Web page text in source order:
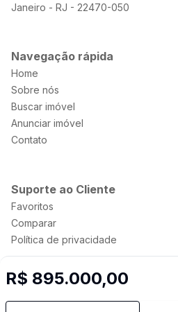
R$ 895.000,00
Janeiro - RJ - 22470-050
Navegação rápida
Home
Sobre nós
Buscar imóvel
Anunciar imóvel
Contato
Suporte ao Cliente
Favoritos
Comparar
Política de privacidade
Selo de